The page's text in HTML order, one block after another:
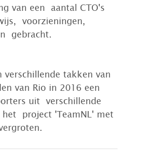
van een  aantal CTO's
voorzieningen,
gebracht.
takken van
van Rio in 2016 een
uit  verschillende
project 'TeamNL' met